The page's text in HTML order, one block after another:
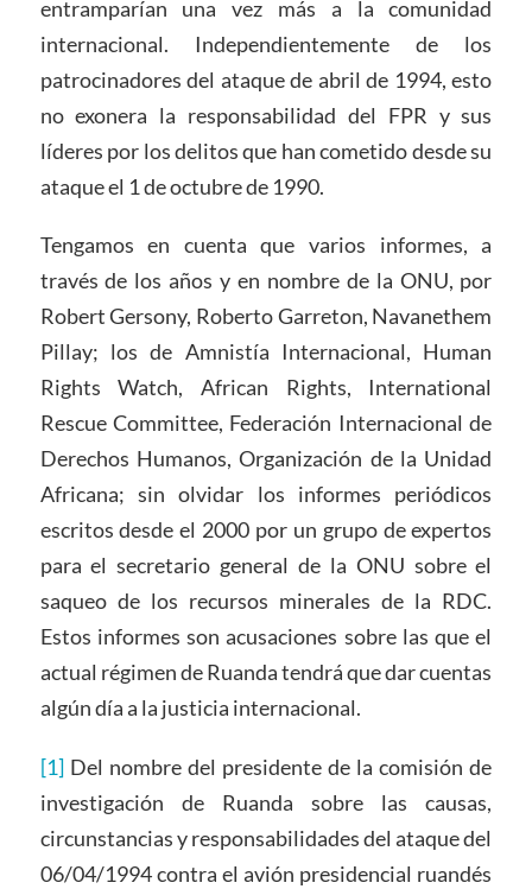
entramparían una vez más a la comunidad
internacional. Independientemente de los
patrocinadores del ataque de abril de 1994, esto
no exonera la responsabilidad del FPR y sus
líderes por los delitos que han cometido desde su
ataque el 1 de octubre de 1990.
Tengamos en cuenta que varios informes, a
través de los años y en nombre de la ONU, por
Robert Gersony, Roberto Garreton, Navanethem
Pillay; los de Amnistía Internacional, Human
Rights Watch, African Rights, International
Rescue Committee, Federación Internacional de
Derechos Humanos, Organización de la Unidad
Africana; sin olvidar los informes periódicos
escritos desde el 2000 por un grupo de expertos
para el secretario general de la ONU sobre el
saqueo de los recursos minerales de la RDC.
Estos informes son acusaciones sobre las que el
actual régimen de Ruanda tendrá que dar cuentas
algún día a la justicia internacional.
[1]Del nombre del presidente de la comisión de
investigación de Ruanda sobre las causas,
circunstancias y responsabilidades del ataque del
06/04/1994 contra el avión presidencial ruandés